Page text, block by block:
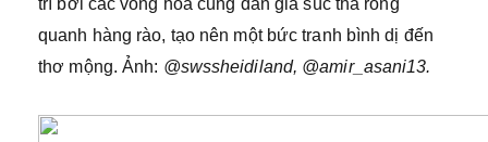
trí bởi các vòng hoa cùng đàn gia súc thả rông
quanh hàng rào, tạo nên một bức tranh bình dị đến
thơ mộng. Ảnh: @swssheidiland, @amir_asani13.